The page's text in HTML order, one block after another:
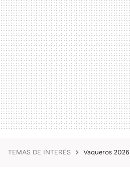
TEMAS DE INTERÉS Vaqueros 2026